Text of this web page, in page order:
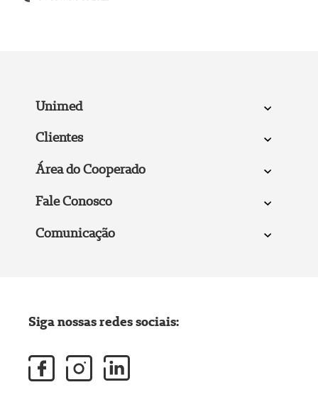
Unimed
Clientes
Área do Cooperado
Fale Conosco
Comunicação
Siga nossas redes sociais: